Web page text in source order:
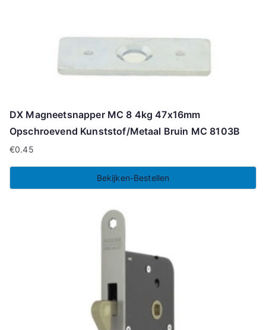
DX Magneetsnapper MC 8 4kg 47x16mm
Opschroevend Kunststof/Metaal Bruin MC 8103B
€0.45
Bekijken-Bestellen